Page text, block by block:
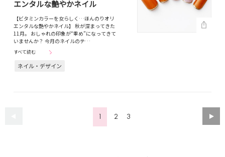
エンタルな艶やかネイル
【ビタミンカラーを女らしく…ほんのりオリ
エンタルな艶やかネイル】 秋が深まってきた
11月。 おしゃれの印象が“重め”になってきて
いませんか？ 今月のネイルのテ…
すべて読む
ネイル・デザイン
1 2 3